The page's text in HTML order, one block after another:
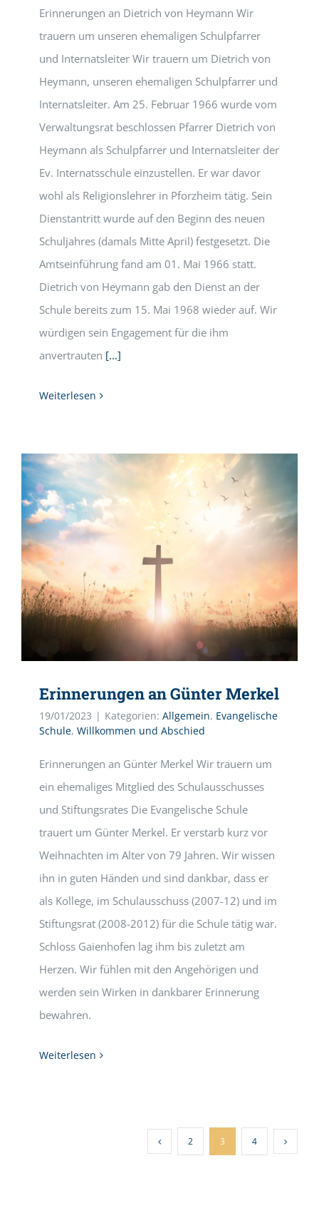
Erinnerungen an Dietrich von Heymann Wir
trauern um unseren ehemaligen Schulpfarrer
und Internatsleiter Wir trauern um Dietrich von
Heymann, unseren ehemaligen Schulpfarrer und
Internatsleiter. Am 25. Februar 1966 wurde vom
Verwaltungsrat beschlossen Pfarrer Dietrich von
Heymann als Schulpfarrer und Internatsleiter der
Ev. Internatsschule einzustellen. Er war davor
wohl als Religionslehrer in Pforzheim tätig. Sein
Dienstantritt wurde auf den Beginn des neuen
Schuljahres (damals Mitte April) festgesetzt. Die
Amtseinführung fand am 01. Mai 1966 statt.
Dietrich von Heymann gab den Dienst an der
Schule bereits zum 15. Mai 1968 wieder auf. Wir
würdigen sein Engagement für die ihm
anvertrauten [...]
Weiterlesen
Erinnerungen an Günter Merkel
19/01/2023 | Kategorien: Allgemein, Evangelische
Schule, Willkommen und Abschied
Erinnerungen an Günter Merkel Wir trauern um
ein ehemaliges Mitglied des Schulausschusses
und Stiftungsrates Die Evangelische Schule
trauert um Günter Merkel. Er verstarb kurz vor
Weihnachten im Alter von 79 Jahren. Wir wissen
ihn in guten Händen und sind dankbar, dass er
als Kollege, im Schulausschuss (2007-12) und im
Stiftungsrat (2008-2012) für die Schule tätig war.
Schloss Gaienhofen lag ihm bis zuletzt am
Herzen. Wir fühlen mit den Angehörigen und
werden sein Wirken in dankbarer Erinnerung
bewahren.
Weiterlesen
2 3 4